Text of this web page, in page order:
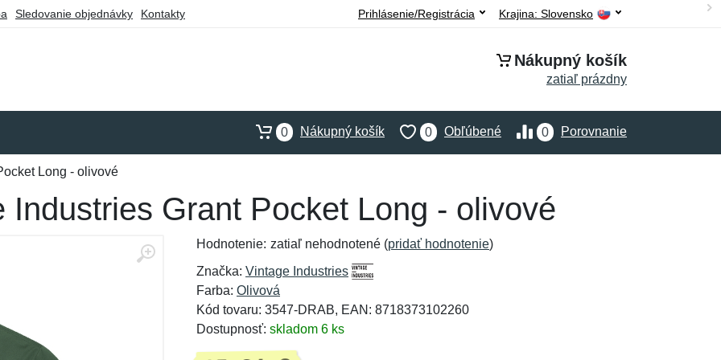
Sledovanie objednávky Kontakty Krajina: Slovensko
Prihlásenie/Registrácia
Nákupný košík
zatiaľ prázdny
0 Porovnanie
0 Obľúbené
0 Nákupný košík
Long - olivové
Industries Grant Pocket Long - olivové
Hodnotenie: zatiaľ nehodnotené (pridať hodnotenie)
Značka: Vintage Industries
Farba: Olivová
Kód tovaru: 3547-DRAB, EAN: 8718373102260
Dostupnosť: skladom 6 ks